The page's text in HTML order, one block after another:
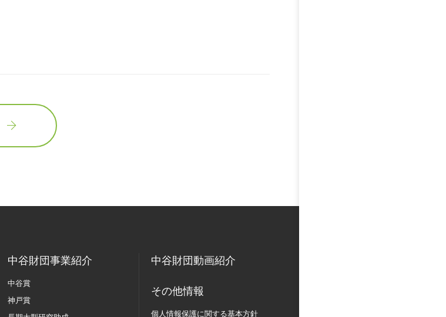
中谷財団事業紹介
中谷賞
神戸賞
中谷財団動画紹介
その他情報
個人情報保護に関する基本方針